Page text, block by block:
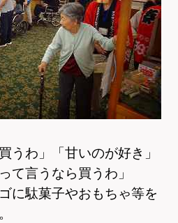
うわ」「甘いのが好き」
て言うなら買うわ」
に駄菓子やおもちゃ等を